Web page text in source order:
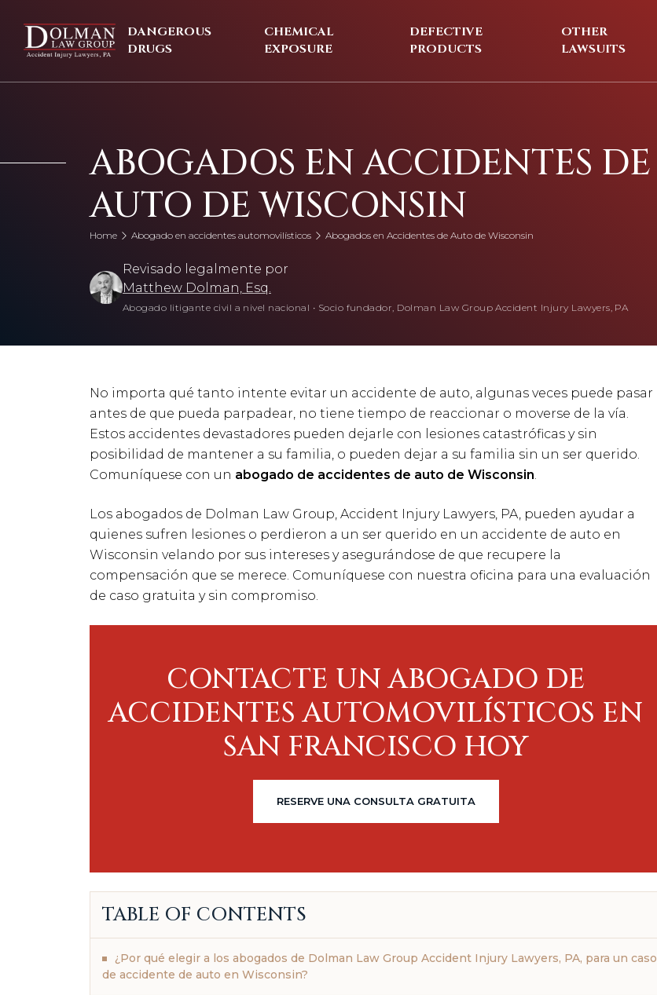
content
DANGEROUS
DRUGS
CHEMICAL
EXPOSURE
DEFECTIVE
PRODUCTS
OTHER
LAWSUITS
ABOGADOS EN ACCIDENTES DE
AUTO DE WISCONSIN
Home Abogado en accidentes automovilísticos Abogados en Accidentes de Auto de Wisconsin
Revisado legalmente por
Matthew Dolman, Esq.
Abogado litigante civil a nivel nacional • Socio fundador, Dolman Law Group Accident Injury Lawyers, PA
No importa qué tanto intente evitar un accidente de auto, algunas veces puede pasar
antes de que pueda parpadear, no tiene tiempo de reaccionar o moverse de la vía.
Estos accidentes devastadores pueden dejarle con lesiones catastróficas y sin
posibilidad de mantener a su familia, o pueden dejar a su familia sin un ser querido.
Comuníquese con un abogado de accidentes de auto de Wisconsin.
Los abogados de Dolman Law Group, Accident Injury Lawyers, PA, pueden ayudar a
quienes sufren lesiones o perdieron a un ser querido en un accidente de auto en
Wisconsin velando por sus intereses y asegurándose de que recupere la
compensación que se merece. Comuníquese con nuestra oficina para una evaluación
de caso gratuita y sin compromiso.
CONTACTE UN ABOGADO DE
ACCIDENTES AUTOMOVILÍSTICOS EN
SAN FRANCISCO HOY
RESERVE UNA CONSULTA GRATUITA
TABLE OF CONTENTS
¿Por qué elegir a los abogados de Dolman Law Group Accident Injury Lawyers, PA, para un caso
de accidente de auto en Wisconsin?